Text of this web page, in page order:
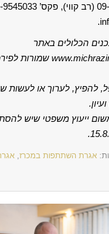
הכלולים באתר
שמורות
להפיץ, לערוך או לעשות
.
ייעוץ משפטי שיש
אגרת השתתפות במכרז,